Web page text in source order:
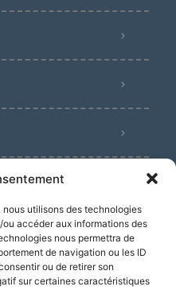
utilisons des technologies
accéder aux informations des
nous permettra de
de navigation ou les ID
ou de retirer son
sur certaines caractéristiques